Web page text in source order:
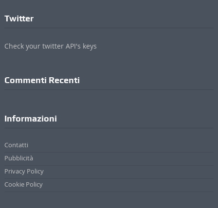
Twitter
Check your twitter API's keys
Commenti Recenti
Informazioni
Contatti
Pubblicità
Privacy Policy
Cookie Policy